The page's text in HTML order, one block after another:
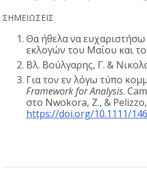
ΣΗΜΕΙΩΣΕΙΣ
Θα ήθελα να
εκλογών του Μαΐου και
Βλ. Βούλγαρης, Γ. &
Για τον εν λόγω τύπο
Framework for Analysis.
στο Nwokora, Z., &
https://doi.org/10.1111/